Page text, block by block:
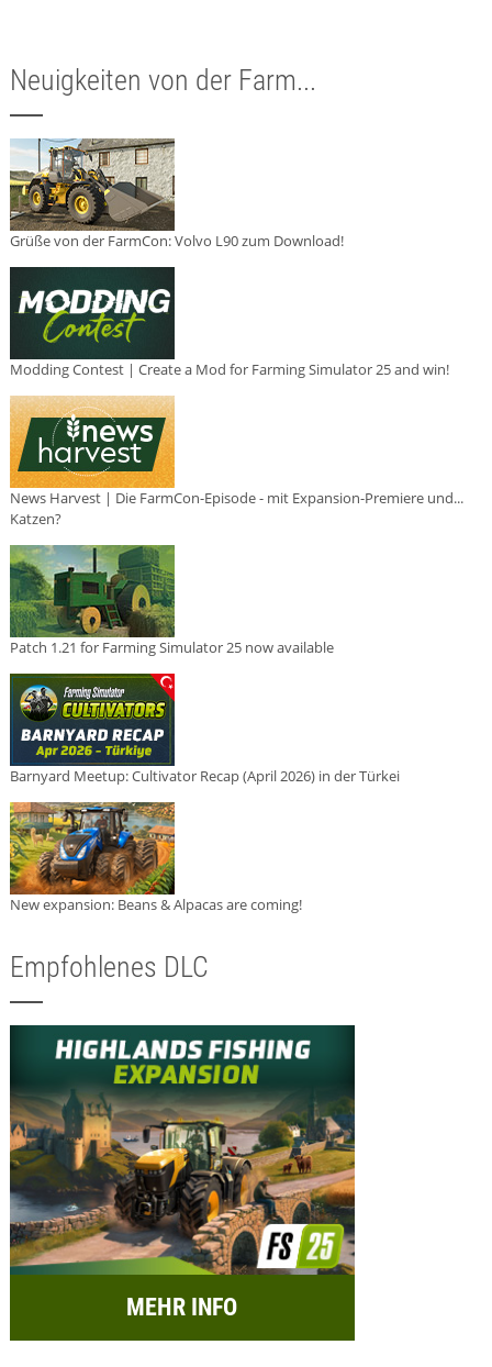
Neuigkeiten von der Farm...
Grüße von der FarmCon: Volvo L90 zum Download!
Modding Contest | Create a Mod for Farming Simulator 25 and win!
News Harvest | Die FarmCon-Episode - mit Expansion-Premiere und...
Katzen?
Patch 1.21 for Farming Simulator 25 now available
Barnyard Meetup: Cultivator Recap (April 2026) in der Türkei
New expansion: Beans & Alpacas are coming!
Empfohlenes DLC
MEHR INFO